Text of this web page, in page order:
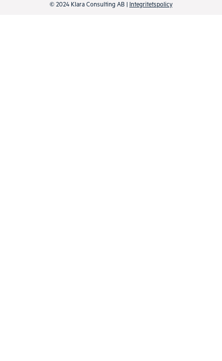
© 2024 Klara Consulting AB | Integritetspolicy